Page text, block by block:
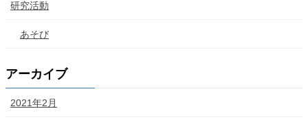
研究活動
あそび
アーカイブ
2021年2月